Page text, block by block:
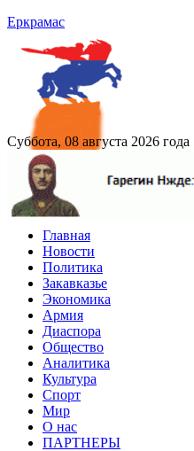
Еркрамас
Суббота, 08 августа 2026 года
Главная
Новости
Политика
Закавказье
Экономика
Армия
Диаспора
Общество
Аналитика
Культура
Спорт
Мир
О нас
ПАРТНЕРЫ